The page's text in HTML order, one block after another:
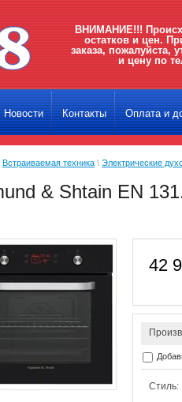
ВНИМАНИЕ!!!
остатков и цен.
заказа, пожалуйста,
и цену по
Новости Контакты Оплата и
Встраиваемая техника \ Электрические
& Shtain EN
42
Стиль: